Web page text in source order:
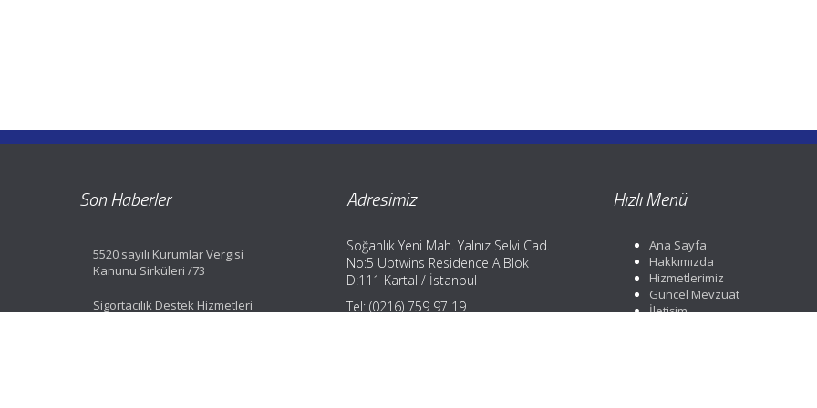
Son Haberler
5520 sayılı Kurumlar Vergisi
Kanunu Sirküleri /73
Sigortacılık Destek Hizmetleri
Adresimiz
Soğanlık Yeni Mah. Yalnız Selvi Cad.
No:5 Uptwins Residence A Blok
D:111 Kartal / İstanbul
Tel: (0216) 759 97 19
Hızlı Menü
Ana Sayfa
Hakkımızda
Hizmetlerimiz
Güncel Mevzuat
İletişim